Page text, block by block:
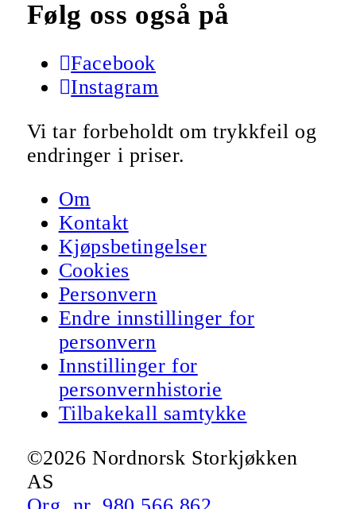
Følg oss også på
Facebook
Instagram
Vi tar forbeholdt om trykkfeil og
endringer i priser.
Om
Kontakt
Kjøpsbetingelser
Cookies
Personvern
Endre innstillinger for
personvern
Innstillinger for
personvernhistorie
Tilbakekall samtykke
©2026 Nordnorsk Storkjøkken
AS